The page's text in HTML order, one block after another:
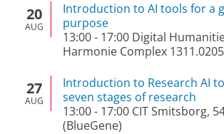
20
AUG
Introduction to AI tools for a
purpose
13:00- 17:00 Digital
Harmonie Complex 1311.0205
27
AUG
Introduction to Research AI
seven stages of research
13:00- 17:00 CIT Smitsborg,
(BlueGene)